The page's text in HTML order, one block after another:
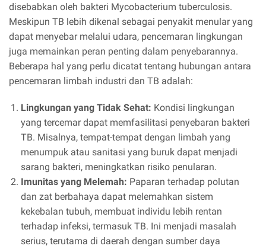
disebabkan oleh bakteri Mycobacterium tuberculosis.
Meskipun TB lebih dikenal sebagai penyakit menular yang
dapat menyebar melalui udara, pencemaran lingkungan
juga memainkan peran penting dalam penyebarannya.
Beberapa hal yang perlu dicatat tentang hubungan antara
pencemaran limbah industri dan TB adalah:
Lingkungan yang Tidak Sehat: Kondisi lingkungan
yang tercemar dapat memfasilitasi penyebaran bakteri
TB. Misalnya, tempat-tempat dengan limbah yang
menumpuk atau sanitasi yang buruk dapat menjadi
sarang bakteri, meningkatkan risiko penularan.
Imunitas yang Melemah: Paparan terhadap polutan
dan zat berbahaya dapat melemahkan sistem
kekebalan tubuh, membuat individu lebih rentan
terhadap infeksi, termasuk TB. Ini menjadi masalah
serius, terutama di daerah dengan sumber daya